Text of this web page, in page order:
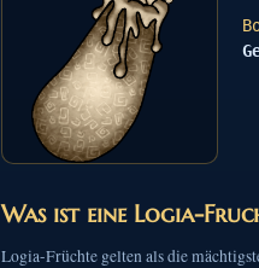
Was ist eine Logia-
Logia-Früchte gelten als die